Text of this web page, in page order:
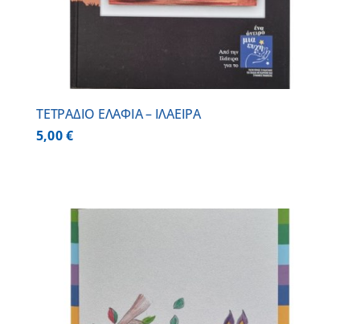
ΤΕΤΡΑΔΙΟ ΕΛΑΦΙΑ – ΙΛΑΕΙΡΑ
5,00€